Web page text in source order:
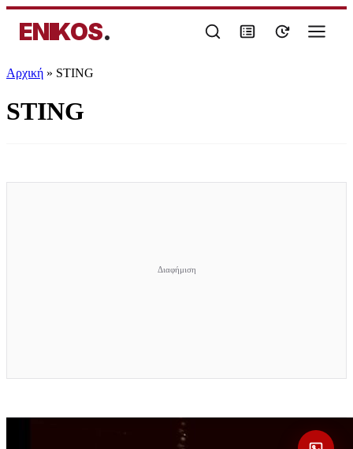
ENIKOS.
Αρχική » STING
STING